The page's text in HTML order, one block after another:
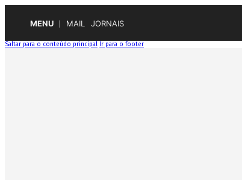
MENU MAIL JORNAIS
Saltar para o conteúdo principal Ir para o footer